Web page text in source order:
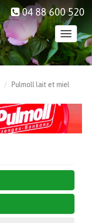
04 88 600 520
Toggle
Pulmoll lait et miel